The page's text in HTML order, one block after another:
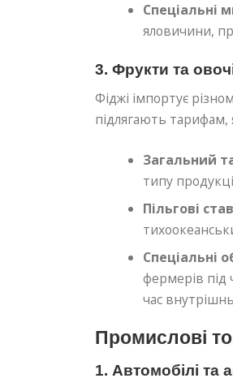
Спеціальні
яловичини,
3. Фрукти та
Фіджі імпортує
підлягають тарифам,
Загальний
типу
Пільгові
Спеціальні
фермерів під
час
Промислові
1. Автомобілі та